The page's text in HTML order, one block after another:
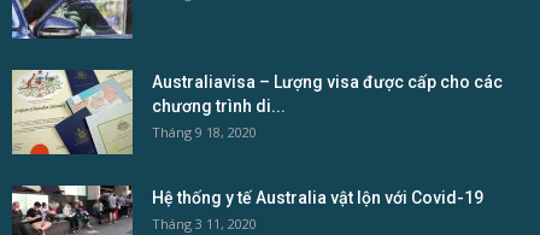
Australiavisa – Lượng visa được cấp cho các
chương trình di...
Tháng 9 18, 2020
Hệ thống y tế Australia vật lộn với Covid-19
Tháng 3 11, 2020